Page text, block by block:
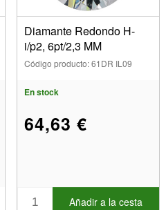
Diamante Redondo H-
i/p2, 6pt/2,3 MM
Código producto: 61DR IL09
En stock
64,63 €
Añadir a la cesta